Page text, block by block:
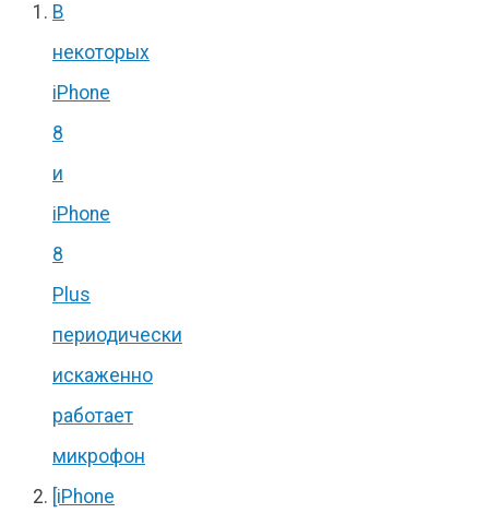
В
некоторых
iPhone
8
и
iPhone
8
Plus
периодически
искаженно
работает
микрофон
[iPhone